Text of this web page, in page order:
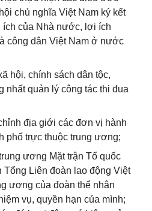
chủ nghĩa Việt Nam ký kết
ích của Nhà nước, lợi ích
công dân Việt Nam ở nước
hội, chính sách dân tộc,
nhất quản lý công tác thi đua
địa giới các đơn vị hành
phố trực thuộc trung ương;
ương Mặt trận Tổ quốc
Tổng Liên đoàn lao động Việt
ương của đoàn thể nhân
vụ, quyền hạn của mình;